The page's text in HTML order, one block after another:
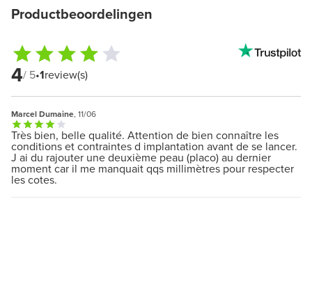
Productbeoordelingen
4/ 5•1review(s)
Marcel Dumaine, 11/06
Très bien, belle qualité. Attention de bien connaître les
conditions et contraintes d implantation avant de se lancer.
J ai du rajouter une deuxième peau (placo) au dernier
moment car il me manquait qqs millimètres pour respecter
les cotes.